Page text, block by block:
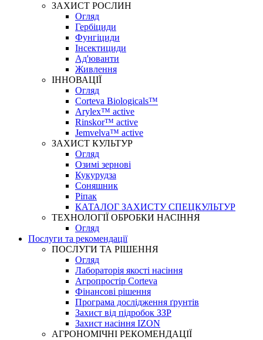
ЗАХИСТ РОСЛИН
Огляд
Гербіциди
Фунгіциди
Інсектициди
Ад'юванти
Живлення
ІННОВАЦІЇ
Огляд
Corteva Biologicals™
Arylex™ active
Rinskor™ active
Jemvelva™ active
ЗАХИСТ КУЛЬТУР
Огляд
Озимі зернові
Кукурудза
Соняшник
Ріпак
КАТАЛОГ ЗАХИСТУ СПЕЦКУЛЬТУР
ТЕХНОЛОГІЇ ОБРОБКИ НАСІННЯ
Огляд
Послуги та рекомендації
ПОСЛУГИ ТА РІШЕННЯ
Огляд
Лабораторія якості насіння
Агропростір Corteva
Фінансові рішення
Програма дослідження ґрунтів
Захист від підробок ЗЗР
Захист насіння IZON
АГРОНОМІЧНІ РЕКОМЕНДАЦІЇ